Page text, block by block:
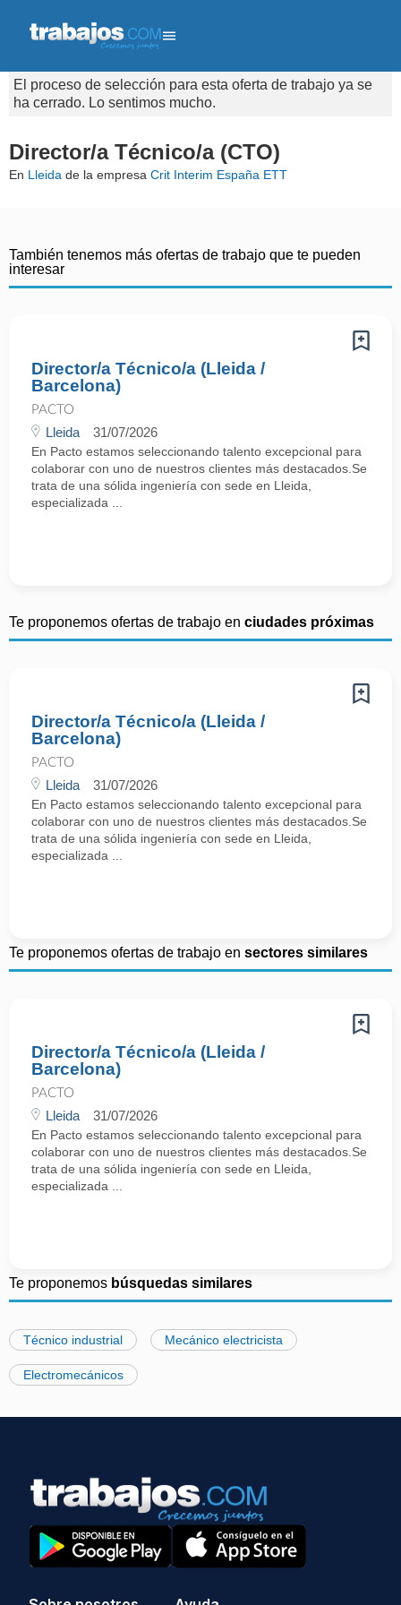
El proceso de selección para esta oferta de trabajo ya se
ha cerrado. Lo sentimos mucho.
Director/a Técnico/a (CTO)
En Lleida de la empresa Crit Interim España ETT
También tenemos más ofertas de trabajo que te pueden
interesar
Director/a Técnico/a (Lleida /
Barcelona)
PACTO
Lleida 31/07/2026
En Pacto estamos seleccionando talento excepcional para
colaborar con uno de nuestros clientes más destacados.Se
trata de una sólida ingeniería con sede en Lleida,
especializada ...
Te proponemos ofertas de trabajo en ciudades próximas
Director/a Técnico/a (Lleida /
Barcelona)
PACTO
Lleida 31/07/2026
En Pacto estamos seleccionando talento excepcional para
colaborar con uno de nuestros clientes más destacados.Se
trata de una sólida ingeniería con sede en Lleida,
especializada ...
Te proponemos ofertas de trabajo en sectores similares
Director/a Técnico/a (Lleida /
Barcelona)
PACTO
Lleida 31/07/2026
En Pacto estamos seleccionando talento excepcional para
colaborar con uno de nuestros clientes más destacados.Se
trata de una sólida ingeniería con sede en Lleida,
especializada ...
Te proponemos búsquedas similares
Técnico industrial Mecánico electricista
Electromecánicos